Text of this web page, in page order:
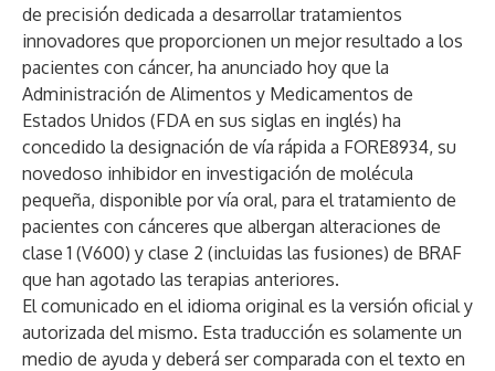
de precisión dedicada a desarrollar tratamientos
innovadores que proporcionen un mejor resultado a los
pacientes con cáncer, ha anunciado hoy que la
Administración de Alimentos y Medicamentos de
Estados Unidos (FDA en sus siglas en inglés) ha
concedido la designación de vía rápida a FORE8934, su
novedoso inhibidor en investigación de molécula
pequeña, disponible por vía oral, para el tratamiento de
pacientes con cánceres que albergan alteraciones de
clase 1 (V600) y clase 2 (incluidas las fusiones) de BRAF
que han agotado las terapias anteriores.
El comunicado en el idioma original es la versión oficial y
autorizada del mismo. Esta traducción es solamente un
medio de ayuda y deberá ser comparada con el texto en